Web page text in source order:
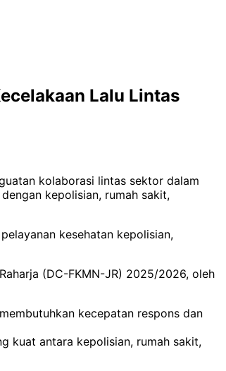
Lalu Lintas
kolaborasi lintas sektor dalam
kepolisian, rumah sakit,
kesehatan kepolisian,
(DC-FKMN-JR) 2025/2026, oleh
kecepatan respons dan
kuat antara kepolisian, rumah sakit,